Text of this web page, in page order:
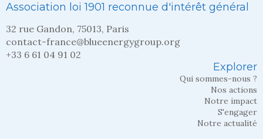
Association loi 1901 reconnue d'intérêt général
32 rue Gandon, 75013, Paris
contact-france@blueenergygroup.org
+33 6 61 04 91 02
Explorer
Qui sommes-nous ?
Nos actions
Notre impact
S'engager
Notre actualité